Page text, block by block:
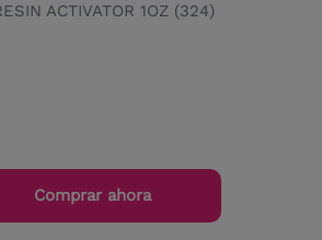
ACTIVATOR 1OZ (324)
Comprar ahora